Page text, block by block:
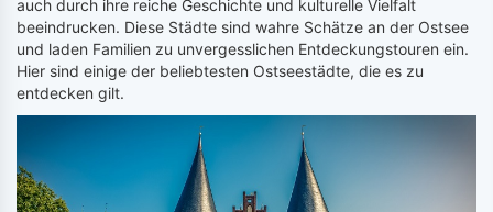
auch durch ihre reiche Geschichte und kulturelle Vielfalt
beeindrucken. Diese Städte sind wahre Schätze an der Ostsee
und laden Familien zu unvergesslichen Entdeckungstouren ein.
Hier sind einige der beliebtesten Ostseestädte, die es zu
entdecken gilt.